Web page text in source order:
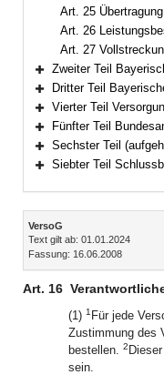
Art. 25
Art. 26
Art. 27
Bereich erweitern
Zweiter Teil Bayerische Ärzteversorgung, Bayerische Apothekerversorgung,
Bereich erweitern
Dritter Teil
Bereich erweitern
Vierter Teil Versorgungsanstalt der
Bereich erweitern
Fünfter Teil
Bereich erweitern
Sechster Teil
Siebter Teil
Inhalt
VersoG
Text gilt ab: 01.01.2024
Fassung: 16.06.2008
Art. 16
(1) 1 Für jede
Zustimmung des
bestellen. 2
sein.